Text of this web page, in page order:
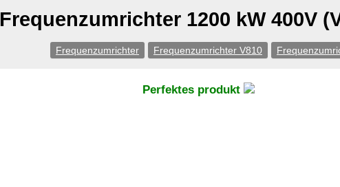
Frequenzumrichter 1200 kW 400V
Frequenzumrichter Frequenzumrichter V810
Perfektes produkt